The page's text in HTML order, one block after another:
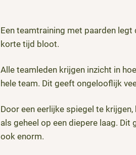
Een teamtraining met paarden
korte tijd bloot.
Alle teamleden krijgen inzicht in
hele team. Dit geeft ongelooflijk
Door een eerlijke spiegel te
als geheel op een diepere laag. Dit
ook enorm.